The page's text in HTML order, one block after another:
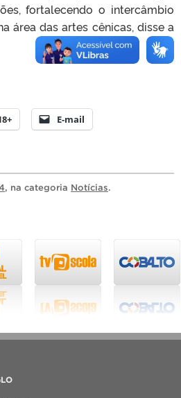
fortalecendo o intercâmbio
área das artes cênicas, disse a
E-mail
, na categoria Notícias.